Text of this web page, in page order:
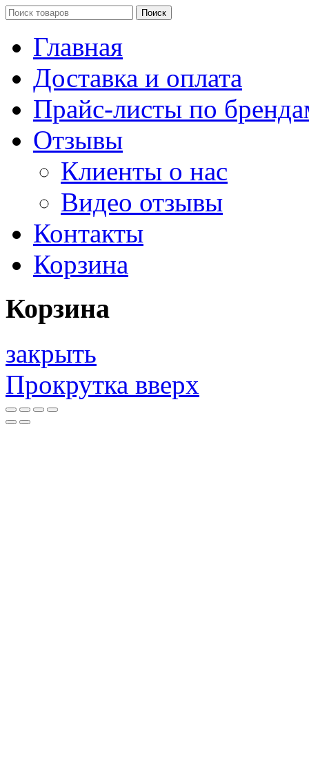
Поиск
Главная
Доставка и оплата
Прайс-листы по
Отзывы
Клиенты о нас
Видео отзывы
Контакты
Корзина
Корзина
закрыть
Прокрутка вверх